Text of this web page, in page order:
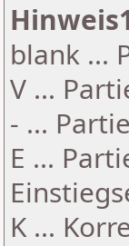
blank ...
V ...
- ...
E ...
K ...